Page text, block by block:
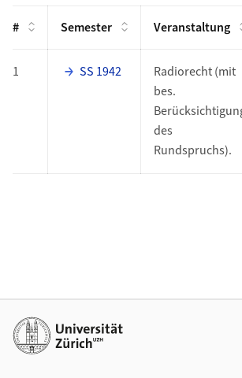
# Semester Veranstaltung
1 SS 1942
Radiorecht (mit
bes.
des
Rundspruchs).
Weiterführende Links